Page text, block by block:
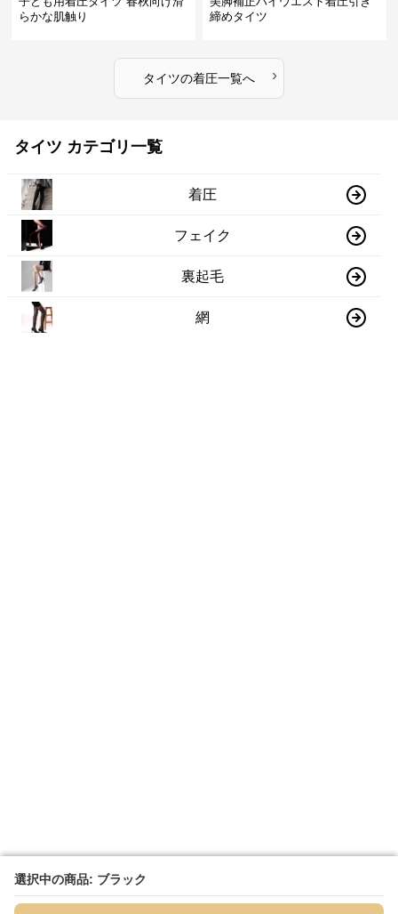
選択中の商品: ブラック
選択中の商品: ブラック
らかな肌触り
締めタイツ
タイツの着圧一覧へ ›
タイツ カテゴリ一覧
着圧
フェイク
裏起毛
網